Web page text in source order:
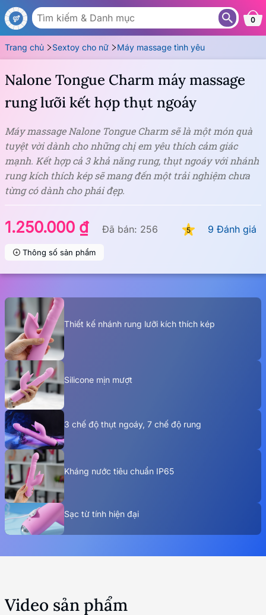
0
Trang chủ Sextoy cho nữ Máy massage tình yêu
1.250.000 ₫ Đã bán: 256 5 9 Đánh giá
Thông số sản phẩm
Nalone Tongue Charm máy massage
rung lưỡi kết hợp thụt ngoáy
Máy massage Nalone Tongue Charm sẽ là một món quà
tuyệt vời dành cho những chị em yêu thích cảm giác
mạnh. Kết hợp cả 3 khả năng rung, thụt ngoáy với nhánh
rung kích thích kép sẽ mang đến một trải nghiệm chưa
từng có dành cho phái đẹp.
Thiết kế nhánh rung lưỡi kích thích kép
Silicone mịn mượt
3 chế độ thụt ngoáy, 7 chế độ rung
Kháng nước tiêu chuẩn IP65
Sạc từ tính hiện đại
Video sản phẩm